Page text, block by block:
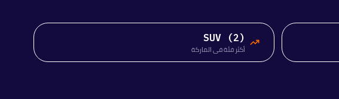
SUV (2)
أكثر فئة في الماركة